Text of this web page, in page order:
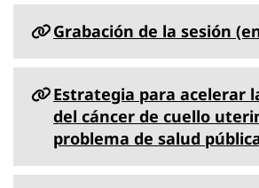
Grabación de la sesión
Estrategia para acelerar
del cáncer de cuello
problema de salud